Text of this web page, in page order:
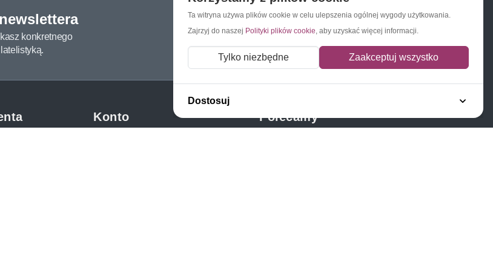
konkretnego
Napisz do nas Zapisz się do newslettera
Konto Polecamy
Ta witryna używa plików cookie w celu ulepszenia ogólnej wygody użytkowania.
Zajrzyj do naszej Polityki plików cookie, aby uzyskać więcej informacji.
Tylko niezbędne Zaakceptuj wszystko
Dostosuj